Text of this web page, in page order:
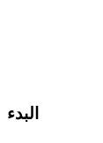
البدء